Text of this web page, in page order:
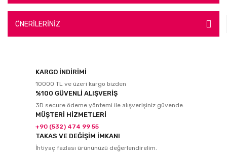
ÖNERİLERİNİZ
KARGO İNDİRİMİ
10000 TL ve üzeri kargo bizden
%100 GÜVENLİ ALIŞVERİŞ
3D secure ödeme yöntemi ile alışverişiniz güvende.
MÜŞTERİ HİZMETLERİ
+90 (532) 474 99 55
TAKAS VE DEĞİŞİM İMKANI
İhtiyaç fazlası ürününüzü değerlendirelim.